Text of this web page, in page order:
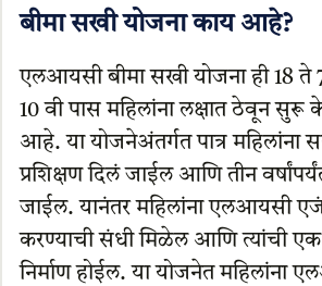
बीमा सखी योजना काय आहे?
एलआयसी बीमा सखी योजना ही 18 ते
10 वी पास महिलांना लक्षात ठेवून सुरू
आहे. या योजनेअंतर्गत पात्र महिलांना
प्रशिक्षण दिलं जाईल आणि तीन
जाईल. यानंतर महिलांना एलआयसी
करण्याची संधी मिळेल आणि त्यांची
निर्माण होईल. या योजनेत महिलांना